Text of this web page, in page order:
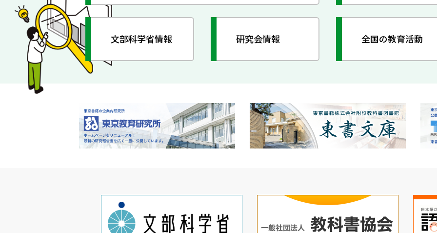
文部科学省情報 研究会情報 全国の教育活動